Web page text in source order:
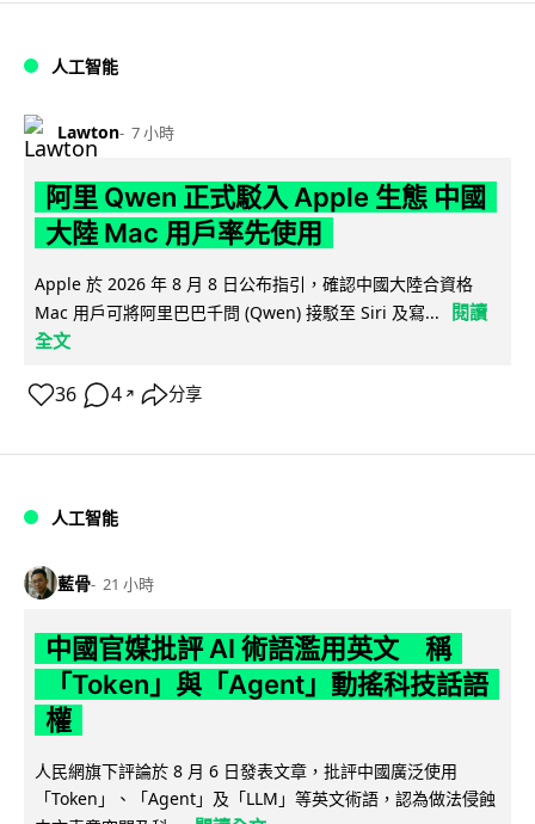
人工智能
Lawton 7 小時
阿里 Qwen 正式駁入 Apple 生態 中國
大陸 Mac 用戶率先使用
Apple 於 2026 年 8 月 8 日公布指引，確認中國大陸合資格
Mac 用戶可將阿里巴巴千問 (Qwen) 接駁至 Siri 及寫...
閱讀
全文
36 4 ↗ 分享
人工智能
藍骨 21 小時
中國官媒批評 AI 術語濫用英文 稱
「Token」與「Agent」動搖科技話語
權
人民網旗下評論於 8 月 6 日發表文章，批評中國廣泛使用
「Token」、「Agent」及「LLM」等英文術語，認為做法侵蝕